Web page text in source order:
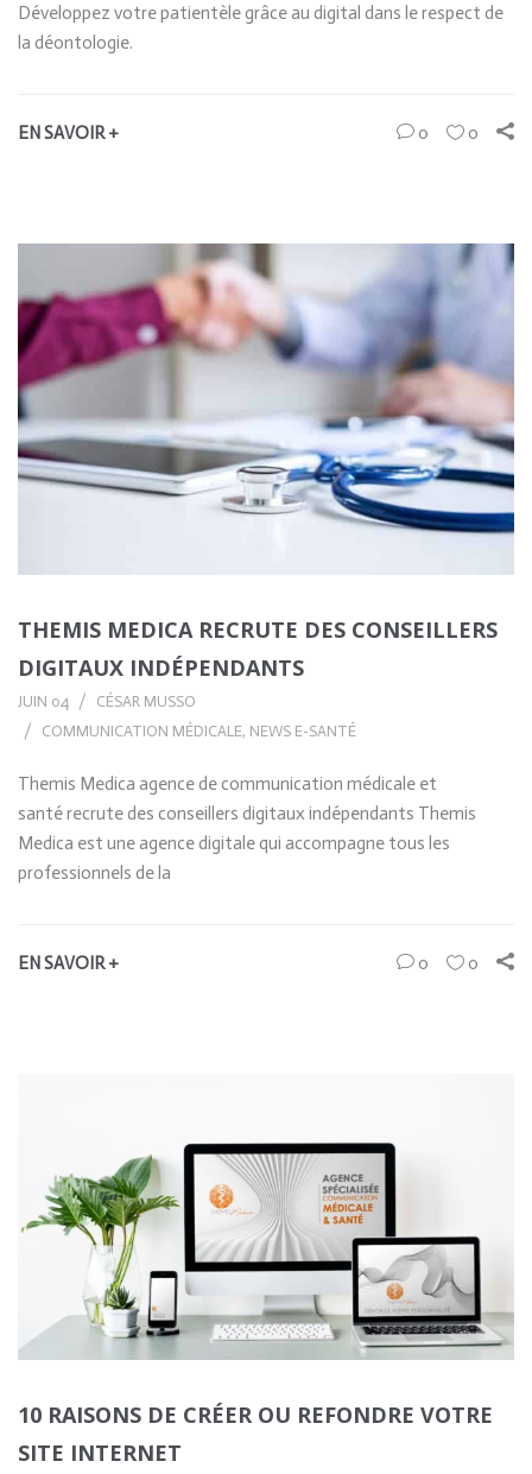
Développez votre patientèle grâce au digital dans le respect de
la déontologie.
EN SAVOIR + 0 0
THEMIS MEDICA RECRUTE DES CONSEILLERS
DIGITAUX INDÉPENDANTS
JUIN 04
CÉSAR MUSSO
COMMUNICATION MÉDICALE, NEWS E-SANTÉ
Themis Medica agence de communication médicale et
santé recrute des conseillers digitaux indépendants Themis
Medica est une agence digitale qui accompagne tous les
professionnels de la
EN SAVOIR + 0 0
10 RAISONS DE CRÉER OU REFONDRE VOTRE
SITE INTERNET